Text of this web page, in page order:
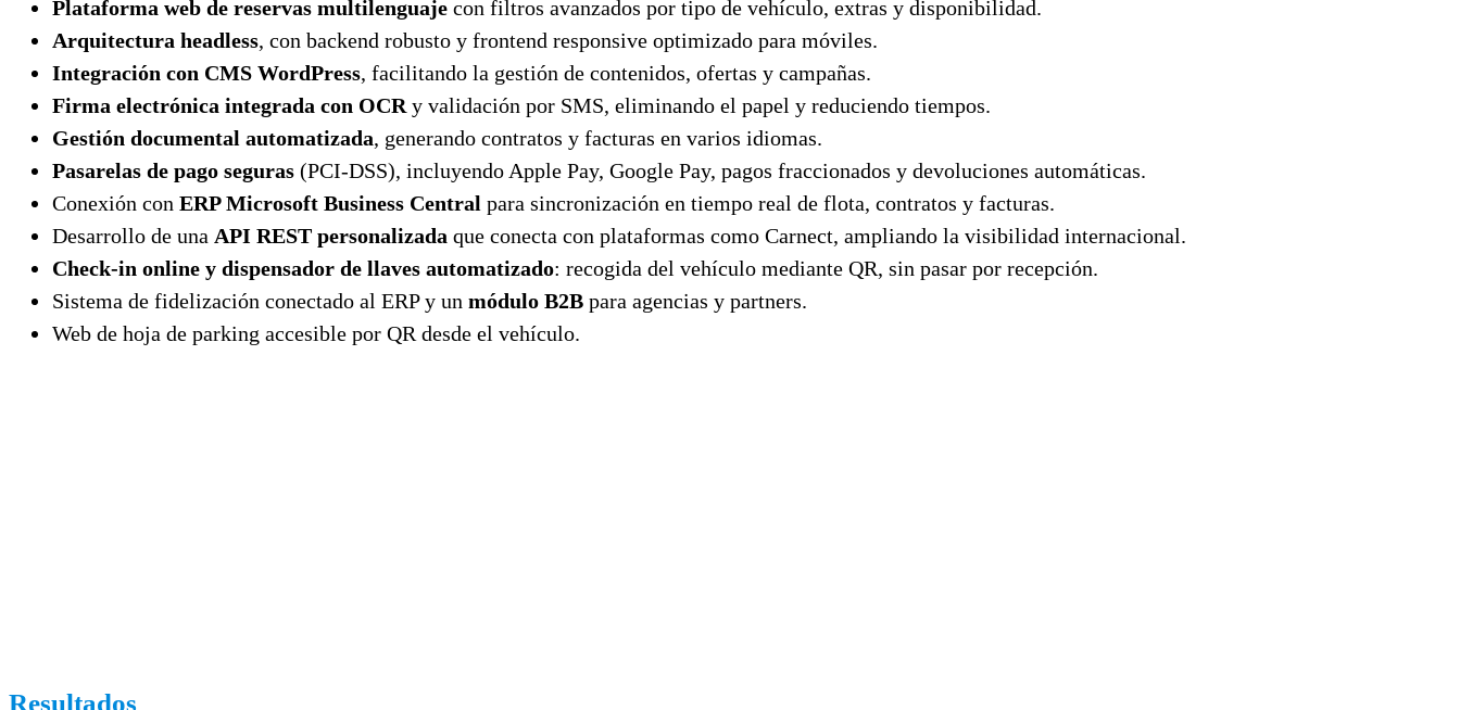
Plataforma web de reservas multilenguaje con filtros avanzados por tipo de vehículo, extras y disponibilidad.
Arquitectura headless, con backend robusto y frontend responsive optimizado para móviles.
Integración con CMS WordPress, facilitando la gestión de contenidos, ofertas y campañas.
Firma electrónica integrada con OCR y validación por SMS, eliminando el papel y reduciendo tiempos.
Gestión documental automatizada, generando contratos y facturas en varios idiomas.
Pasarelas de pago seguras (PCI-DSS), incluyendo Apple Pay, Google Pay, pagos fraccionados y devoluciones automáticas.
Conexión con ERP Microsoft Business Central para sincronización en tiempo real de flota, contratos y facturas.
Desarrollo de una API REST personalizada que conecta con plataformas como Carnect, ampliando la visibilidad internacional.
Check-in online y dispensador de llaves automatizado: recogida del vehículo mediante QR, sin pasar por recepción.
Sistema de fidelización conectado al ERP y un módulo B2B para agencias y partners.
Web de hoja de parking accesible por QR desde el vehículo.
Resultados